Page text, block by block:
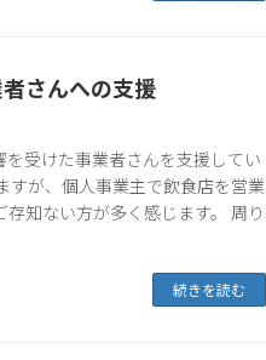
さんへの支援
受けた事業者さんを支援してい
すが、個人事業主で飲食店を営業
知ない方が多く感じます。 周り
続きを読む